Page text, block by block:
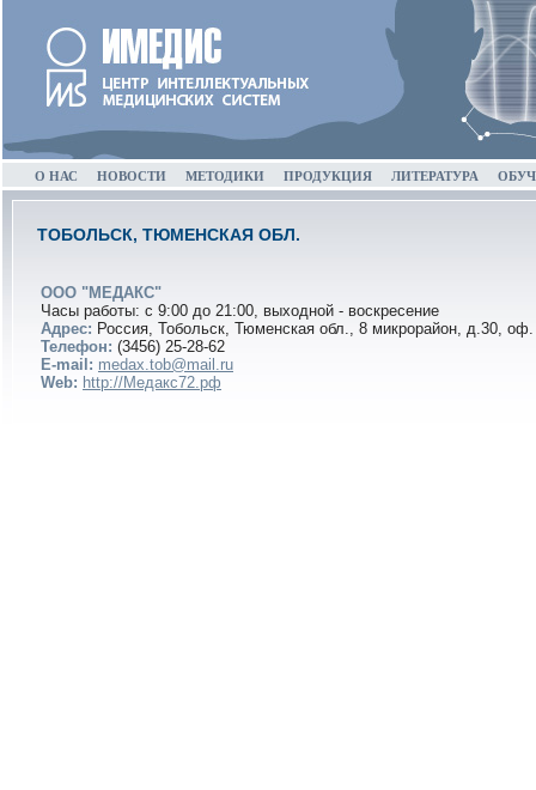
О НАС НОВОСТИ МЕТОДИКИ ПРОДУКЦИЯ ЛИТЕРАТУРА
ТОБОЛЬСК, ТЮМЕНСКАЯ ОБЛ.
ООО "МЕДАКС"
Часы работы: с 9:00 до 21:00, выходной - воскресение
Адрес: Россия, Тобольск, Тюменская обл., 8 микрорайон, д.30,
Телефон: (3456) 25-28-62
E-mail: medax.tob@mail.ru
Web: http://Медакс72.рф